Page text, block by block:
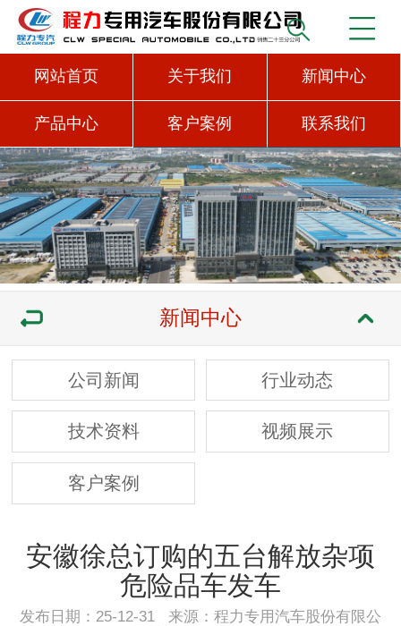
网站首页 关于我们 新闻中心
产品中心 客户案例 联系我们
新闻中心
公司新闻 行业动态
技术资料 视频展示
客户案例
安徽徐总订购的五台解放杂项
危险品车发车
发布日期：25-12-31 来源：程力专用汽车股份有限公